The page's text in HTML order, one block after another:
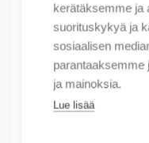
kerätäksemme ja
suorituskykyä ja
sosiaalisen
parantaaksemme
ja mainoksia.
Lue lisää
285,83€/
Myyntierä sis. 1 kpl
Varastossa
Määrä